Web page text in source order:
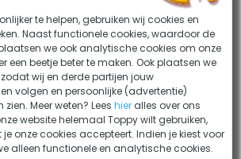
sets >
ketting altijd diagonaal (schuin van
de vorm van een hoefijzer in je
alle specificaties
maken, hoe doe je dat?
te helpen, gebruiken wij cookies en
Naast functionele cookies, waardoor de
we ook analytische cookies om onze
een beetje beter te maken. Ook plaatsen we
wij en derde partijen jouw
volgen en persoonlijke (advertentie)
Meer weten? Leeshier alles over ons
website helemaal Toppy wilt gebruiken,
onze cookies accepteert. Indien je kiest voor
alleen functionele en analytische cookies.